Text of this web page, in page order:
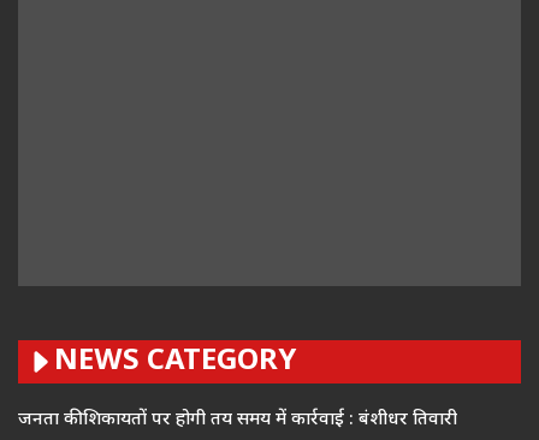
NEWS CATEGORY
जनता की शिकायतों पर होगी तय समय में कार्रवाई : बंशीधर तिवारी